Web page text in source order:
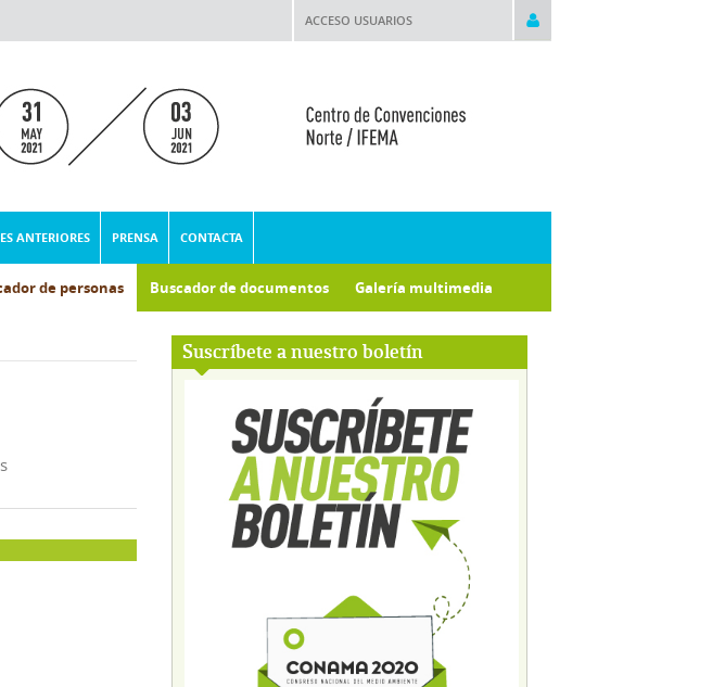
ACCESO USUARIOS
ANTERIORES PRENSA CONTACTA
de personas Buscador de documentos Galería multimedia
Suscríbete a nuestro boletín